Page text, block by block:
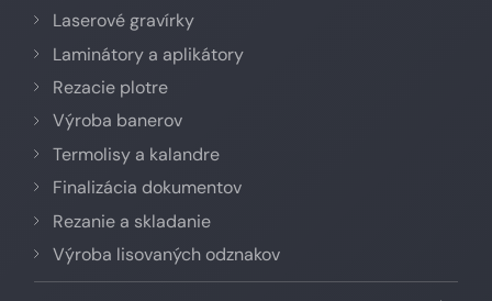
Laserové gravírky
Laminátory a aplikátory
Rezacie plotre
Výroba banerov
Termolisy a kalandre
Finalizácia dokumentov
Rezanie a skladanie
Výroba lisovaných odznakov